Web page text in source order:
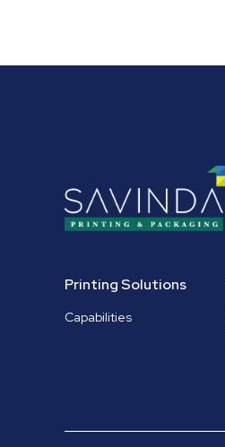
Printing Solutions
Capabilities